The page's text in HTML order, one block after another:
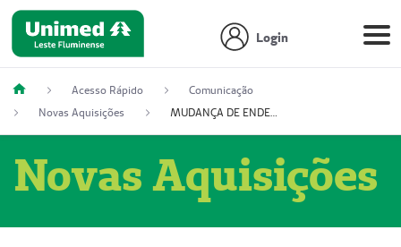
Login
Acesso Rápido
Comunicação
Novas Aquisições
MUDANÇA DE ENDEREÇO - DIAGITAB SERVIÇOS MÉDICOS LTDA (54003267-5)
Novas Aquisições